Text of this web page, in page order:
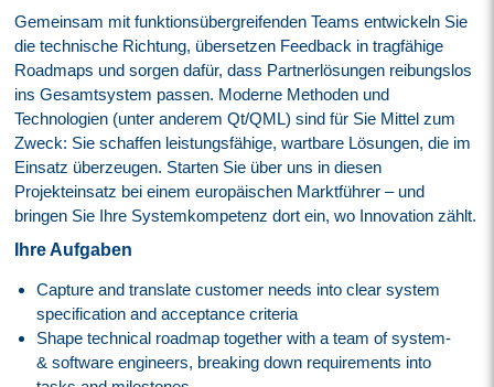
Gemeinsam mit funktionsübergreifenden Teams entwickeln Sie
die technische Richtung, übersetzen Feedback in tragfähige
Roadmaps und sorgen dafür, dass Partnerlösungen reibungslos
ins Gesamtsystem passen. Moderne Methoden und
Technologien (unter anderem Qt/QML) sind für Sie Mittel zum
Zweck: Sie schaffen leistungsfähige, wartbare Lösungen, die im
Einsatz überzeugen. Starten Sie über uns in diesen
Projekteinsatz bei einem europäischen Marktführer – und
bringen Sie Ihre Systemkompetenz dort ein, wo Innovation zählt.
Ihre Aufgaben
Capture and translate customer needs into clear system
specification and acceptance criteria
Shape technical roadmap together with a team of system-
& software engineers, breaking down requirements into